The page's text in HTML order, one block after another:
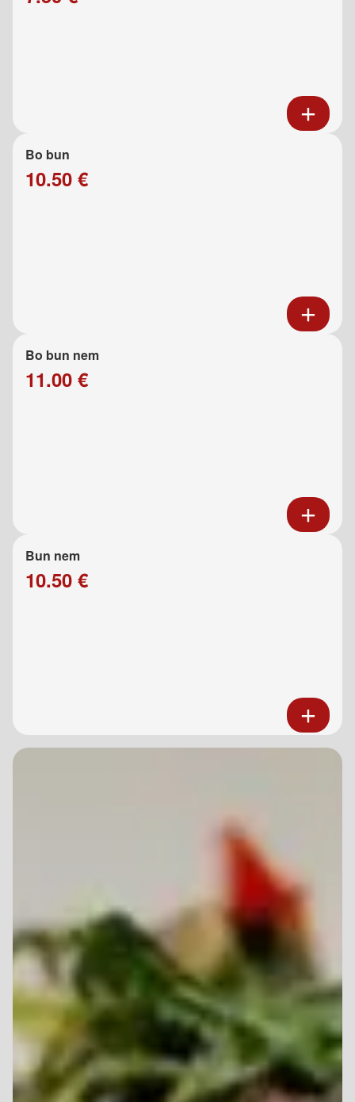
Bo bun
10.50 €
Bo bun nem
11.00 €
Bun nem
10.50 €